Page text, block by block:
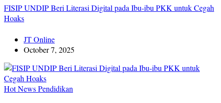
FISIP UNDIP Beri Literasi Digital pada Ibu-ibu PKK untuk Cegah
Hoaks
JT Online
October 7, 2025
Hot NewsPendidikan